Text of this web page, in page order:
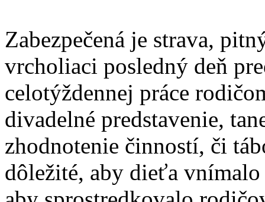
Zabezpečená je strava,
vrcholiaci posledný deň
celotýždennej práce
divadelné predstavenie,
zhodnotenie činností, či
dôležité, aby dieťa